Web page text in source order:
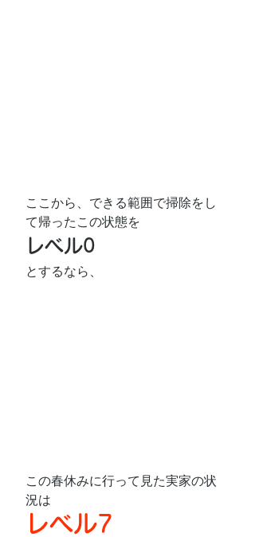
ここから、できる範囲で掃除をし
て帰ったこの状態を
レベル0
とするなら、
この春休みに行って見た実家の状
況は
レベル7